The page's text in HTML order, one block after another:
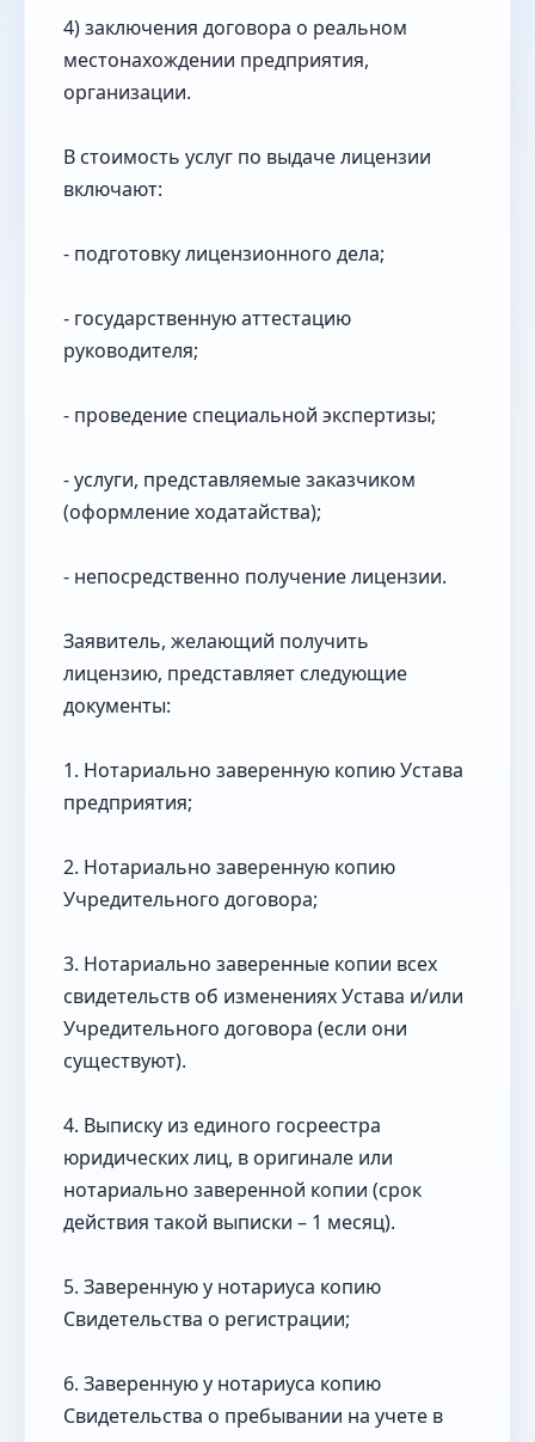
4) заключения договора о реальном
местонахождении предприятия,
организации.
В стоимость услуг по выдаче лицензии
включают:
- подготовку лицензионного дела;
- государственную аттестацию
руководителя;
- проведение специальной экспертизы;
- услуги, представляемые заказчиком
(оформление ходатайства);
- непосредственно получение лицензии.
Заявитель, желающий получить
лицензию, представляет следующие
документы:
1. Нотариально заверенную копию Устава
предприятия;
2. Нотариально заверенную копию
Учредительного договора;
3. Нотариально заверенные копии всех
свидетельств об изменениях Устава и/или
Учредительного договора (если они
существуют).
4. Выписку из единого госреестра
юридических лиц, в оригинале или
нотариально заверенной копии (срок
действия такой выписки – 1 месяц).
5. Заверенную у нотариуса копию
Свидетельства о регистрации;
6. Заверенную у нотариуса копию
Свидетельства о пребывании на учете в